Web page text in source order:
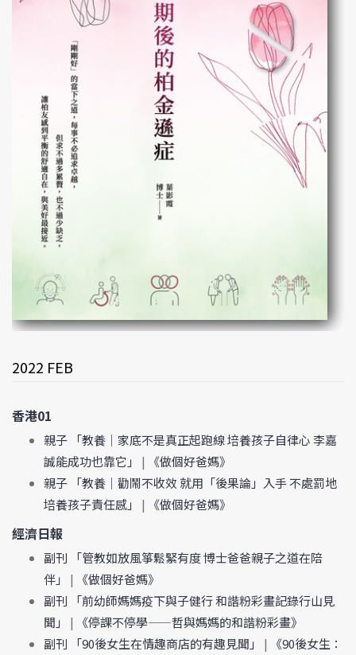
2022 FEB
香港01
親子 「教養｜家底不是真正起跑線 培養孩子自律心 李嘉
誠能成功也靠它」
|
《做個好爸媽》
親子 「教養｜勸鬧不收效 就用「後果論」入手 不處罰地
培養孩子責任感」
| 《做個好爸媽》
經濟日報
副刊 「管教如放風箏鬆緊有度 博士爸爸親子之道在陪
伴」
|
《做個好爸媽》
副刊 「前幼師媽媽疫下與子健行 和諧粉彩畫記錄行山見
聞」
|
《停課不停學——哲與媽媽的和諧粉彩畫》
副刊 「90後女生在情趣商店的有趣見聞」
|
《90後女生：